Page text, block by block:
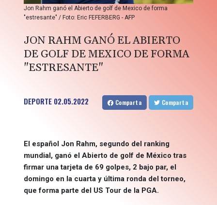
Jon Rahm ganó el Abierto de golf de Mexico de forma
"estresante" / Foto: Eric FEFERBERG - AFP
JON RAHM GANÓ EL ABIERTO
DE GOLF DE MEXICO DE FORMA
"ESTRESANTE"
DEPORTE 02.05.2022 Comparta Comparta
El español Jon Rahm, segundo del ranking
mundial, ganó el Abierto de golf de México tras
firmar una tarjeta de 69 golpes, 2 bajo par, el
domingo en la cuarta y última ronda del torneo,
que forma parte del US Tour de la PGA.